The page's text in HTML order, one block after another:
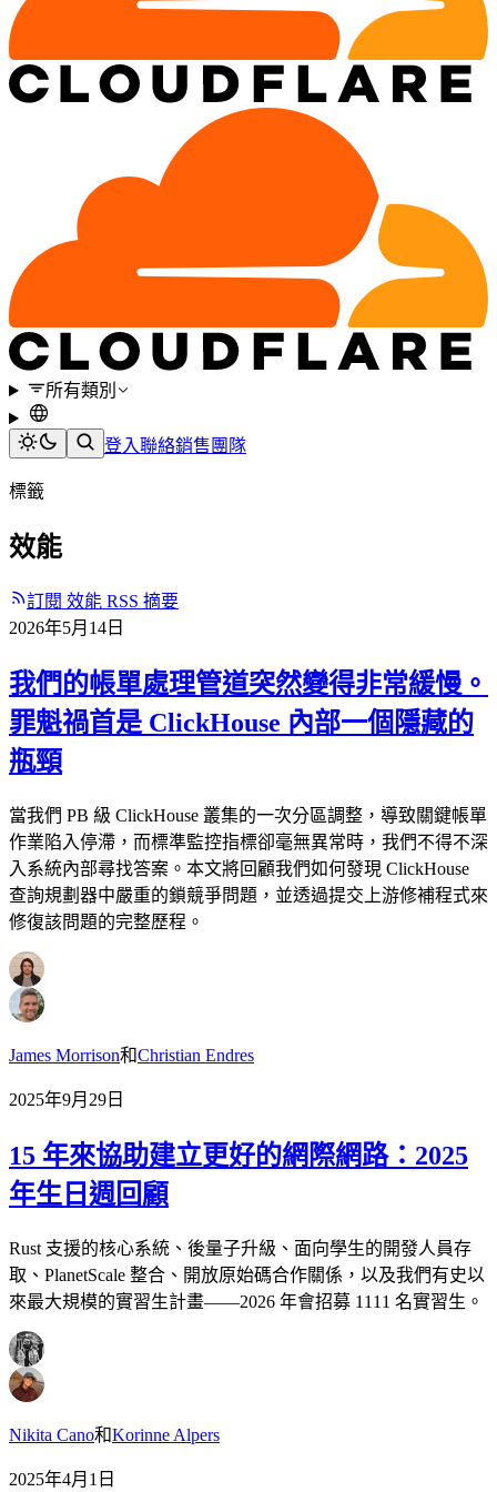
所有類別
登入聯絡銷售團隊
標籤
效能
訂閱 效能 RSS 摘要
2026年5月14日
我們的帳單處理管道突然變得非常緩慢。
罪魁禍首是 ClickHouse 內部一個隱藏的
瓶頸
當我們 PB 級 ClickHouse 叢集的一次分區調整，導致關鍵帳單
作業陷入停滯，而標準監控指標卻毫無異常時，我們不得不深
入系統內部尋找答案。本文將回顧我們如何發現 ClickHouse
查詢規劃器中嚴重的鎖競爭問題，並透過提交上游修補程式來
修復該問題的完整歷程。
James Morrison和Christian Endres
2025年9月29日
15 年來協助建立更好的網際網路：2025
年生日週回顧
Rust 支援的核心系統、後量子升級、面向學生的開發人員存
取、PlanetScale 整合、開放原始碼合作關係，以及我們有史以
來最大規模的實習生計畫——2026 年會招募 1111 名實習生。
Nikita Cano和Korinne Alpers
2025年4月1日